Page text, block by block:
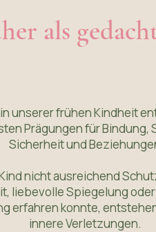
als
unserer frühen Kindheit
Prägungen für Bindung,
Sicherheit und
nicht ausreichend
liebevolle Spiegelung
erfahren konnte,
innere Verletzungen.